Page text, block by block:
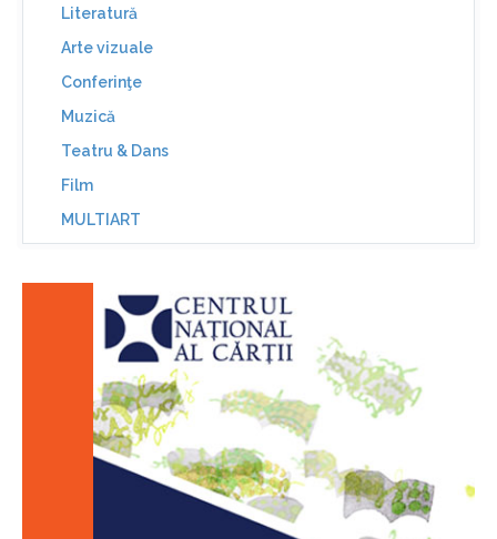
Literatură
Arte vizuale
Conferinţe
Muzică
Teatru & Dans
Film
MULTIART